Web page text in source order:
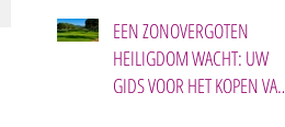
EEN ZONOVERGOTEN
HEILIGDOM WACHT: UW
GIDS VOOR HET KOPEN VAN